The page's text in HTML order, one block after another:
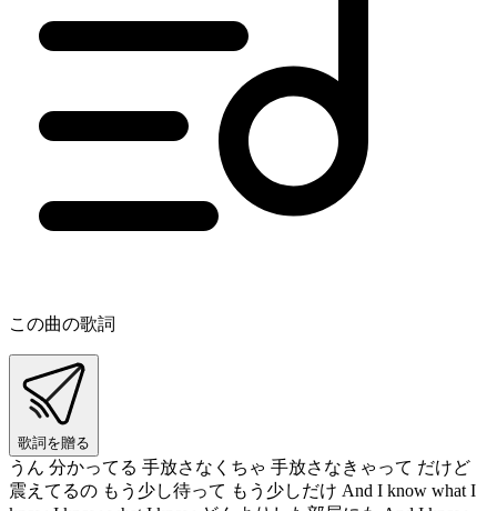
この曲の歌詞
歌詞を贈る
うん 分かってる 手放さなくちゃ 手放さなきゃって だけど
震えてるの もう少し待って もう少しだけ And I know what I